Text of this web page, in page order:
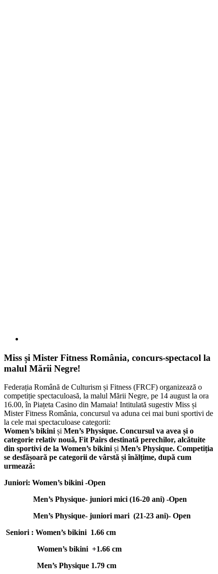
Miss și Mister Fitness România, concurs-spectacol la
malul Mării Negre!
Federația Română de Culturism și Fitness (FRCF) organizează o
competiție spectaculoasă, la malul Mării Negre, pe 14 august la ora
16.00, în Piațeta Casino din Mamaia! Intitulată sugestiv Miss și
Mister Fitness România, concursul va aduna cei mai buni sportivi de
la cele mai spectaculoase categorii:
Women’s bikiniși Men’s Physique. Concursul va avea și o
categorie relativ nouă, Fit Pairs destinată perechilor, alcătuite
din sportivi de la Women’s bikiniși Men’s Physique. Competiția
se desfășoară pe categorii de vârstă și înălțime, după cum
urmează:
Juniori: Women’s bikini -Open
Men’s Physique- juniori mici (16-20 ani) -Open
Men’s Physique- juniori mari (21-23 ani)- Open
Seniori : Women’s bikini 1.66 cm
Women’s bikini ­+1.66 cm
Men’s Physique 1.79 cm